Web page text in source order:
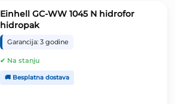
Einhell GC-WW 1045 N hidrofor
hidropak
Garancija: 3 godine
✔ Na stanju
🚚 Besplatna dostava